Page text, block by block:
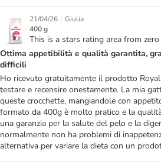
21/04/26 | Giulia
400 g
This is a stars rating area from
Ottima appetibilità e qualità garantita,
difficili
Ho ricevuto gratuitamente il prodotto
testare e recensire onestamente. La mia
queste crocchette, mangiandole con
formato da 400g è molto pratico e la
una garanzia per la salute del pelo e la
normalmente non ha problemi di
alternativa per variare la dieta con un